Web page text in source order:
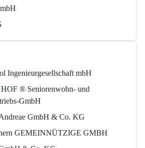
Ingenieurgesellschaft mbH
® Seniorenwohn- und
GmbH
GmbH & Co. KG
GEMEINNÜTZIGE GMBH